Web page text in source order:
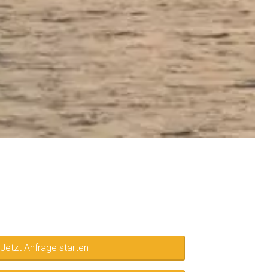
Jetzt Anfrage starten